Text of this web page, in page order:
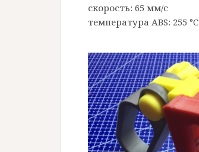
скорость: 65 мм/с
температура ABS: 255 °C